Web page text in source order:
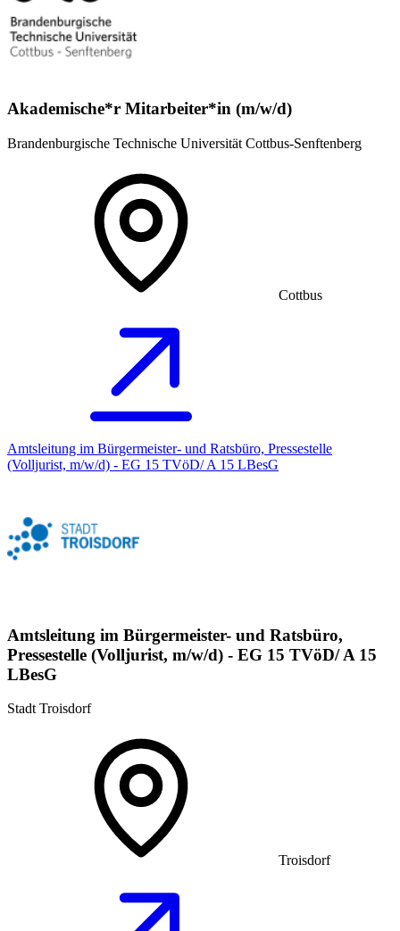
Akademische*r Mitarbeiter*in (m/w/d)
Brandenburgische Technische Universität Cottbus-Senftenberg
Cottbus
Amtsleitung im Bürgermeister- und Ratsbüro, Pressestelle
(Volljurist, m/w/d) - EG 15 TVöD/ A 15 LBesG
Amtsleitung im Bürgermeister- und Ratsbüro,
Pressestelle (Volljurist, m/w/d) - EG 15 TVöD/ A 15
LBesG
Stadt Troisdorf
Troisdorf